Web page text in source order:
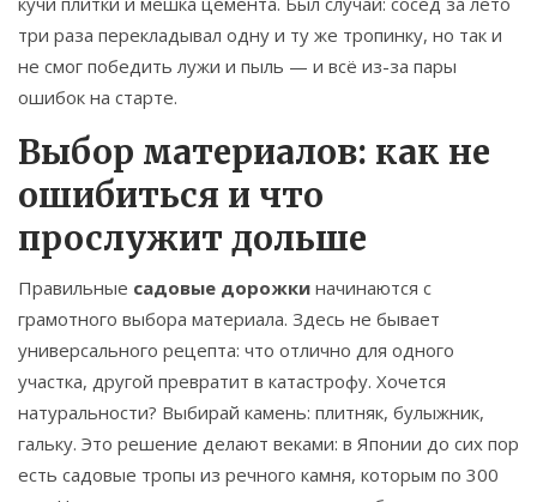
три раза перекладывал одну и ту же тропинку, но так и
не смог победить лужи и пыль — и всё из-за пары
ошибок на старте.
Выбор материалов: как не
ошибиться и что
прослужит дольше
Правильные садовые дорожки начинаются с
грамотного выбора материала. Здесь не бывает
универсального рецепта: что отлично для одного
участка, другой превратит в катастрофу. Хочется
натуральности? Выбирай камень: плитняк, булыжник,
гальку. Это решение делают веками: в Японии до сих пор
есть садовые тропы из речного камня, которым по 300